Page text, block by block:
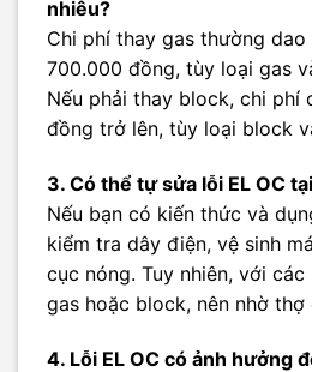
nhiêu?
Chi phí thay gas thường
700.000 đồng, tùy loại gas
Nếu phải thay block, chi phí
đồng trở lên, tùy loại block
3. Có thể tự sửa lỗi EL OC
Nếu bạn có kiến thức và
kiểm tra dây điện, vệ sinh
cục nóng. Tuy nhiên, với
gas hoặc block, nên nhờ thợ
4. Lỗi EL OC có ảnh hưởng